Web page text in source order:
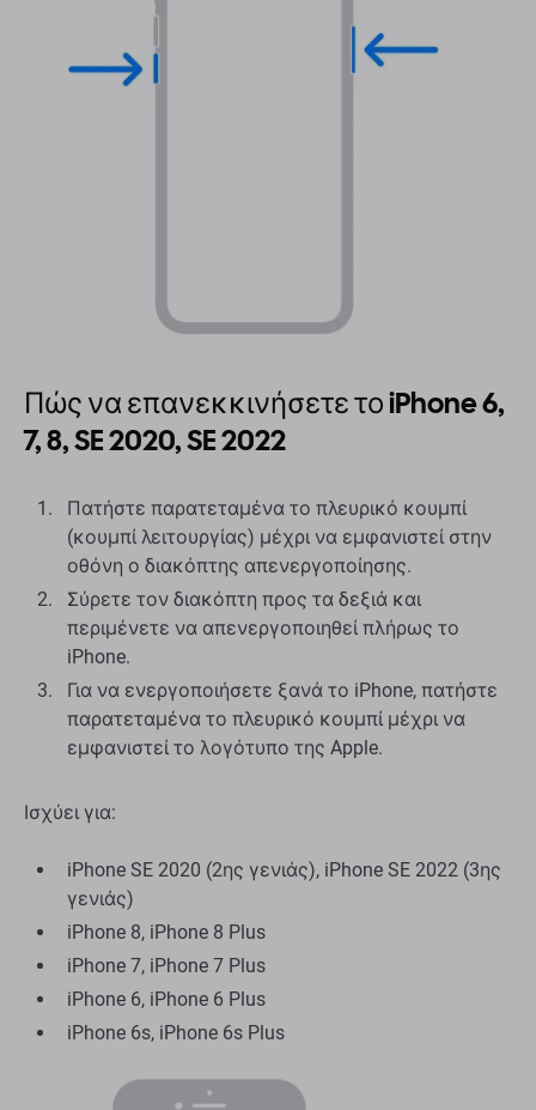
Πώς να επανεκκινήσετε το iPhone 6,
7, 8, SE 2020, SE 2022
Πατήστε παρατεταμένα το πλευρικό κουμπί
(κουμπί λειτουργίας) μέχρι να εμφανιστεί στην
οθόνη ο διακόπτης απενεργοποίησης.
Σύρετε τον διακόπτη προς τα δεξιά και
περιμένετε να απενεργοποιηθεί πλήρως το
iPhone.
Για να ενεργοποιήσετε ξανά το iPhone, πατήστε
παρατεταμένα το πλευρικό κουμπί μέχρι να
εμφανιστεί το λογότυπο της Apple.
Ισχύει για:
iPhone SE 2020 (2ης γενιάς), iPhone SE 2022 (3ης
γενιάς)
iPhone 8, iPhone 8 Plus
iPhone 7, iPhone 7 Plus
iPhone 6, iPhone 6 Plus
iPhone 6s, iPhone 6s Plus